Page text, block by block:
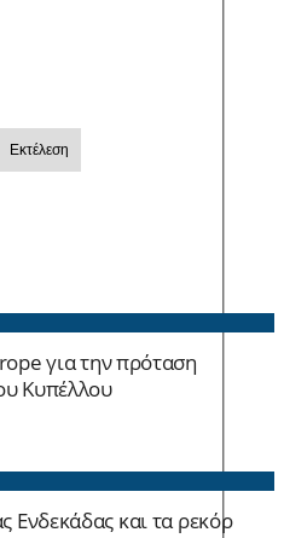
Εκτέλεση
για την πρόταση
Κυπέλλου
Ενδεκάδας και τα ρεκόρ